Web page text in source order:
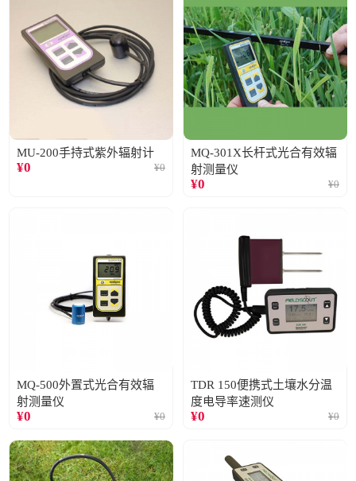
MU-200手持式紫外辐射计
¥0 ¥0
MQ-301X长杆式光合有效辐
射测量仪
¥0 ¥0
MQ-500外置式光合有效辐
射测量仪
¥0 ¥0
TDR 150便携式土壤水分温
度电导率速测仪
¥0 ¥0